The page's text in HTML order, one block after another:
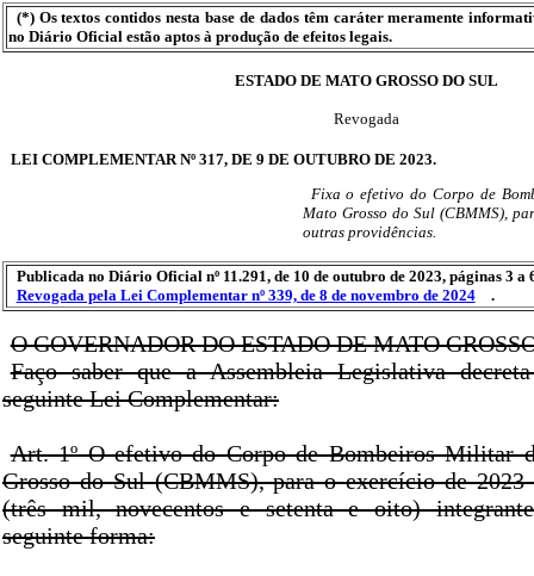
(*) Os textos contidos nesta base de dados têm caráter meramente
no Diário Oficial estão aptos à produção de efeitos legais.
ESTADO DE MATO GROSSO DO SUL
Revogada
LEI COMPLEMENTAR Nº 317, DE 9 DE OUTUBRO DE 2023.
Fixa o efetivo do Corpo de
Mato Grosso do Sul (CBMMS),
outras providências.
Publicada no Diário Oficial nº 11.291, de 10 de outubro de 2023, páginas 3 a
Revogada pela Lei Complementar nº 339, de 8 de novembro de 2024
.
O GOVERNADOR DO ESTADO DE MATO
Faço saber que a Assembleia Legislativa
seguinte Lei Complementar:
Art. 1º O efetivo do Corpo de Bombeiros Militar
Grosso do Sul (CBMMS), para o exercício de
(três mil, novecentos e setenta e oito)
seguinte forma: